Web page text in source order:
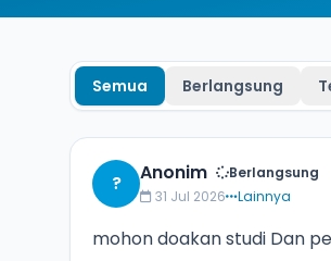
Semua Berlangsung
? Anonim
Berlangsung
31 Jul 2026
Lainnya
mohon doakan studi Dan